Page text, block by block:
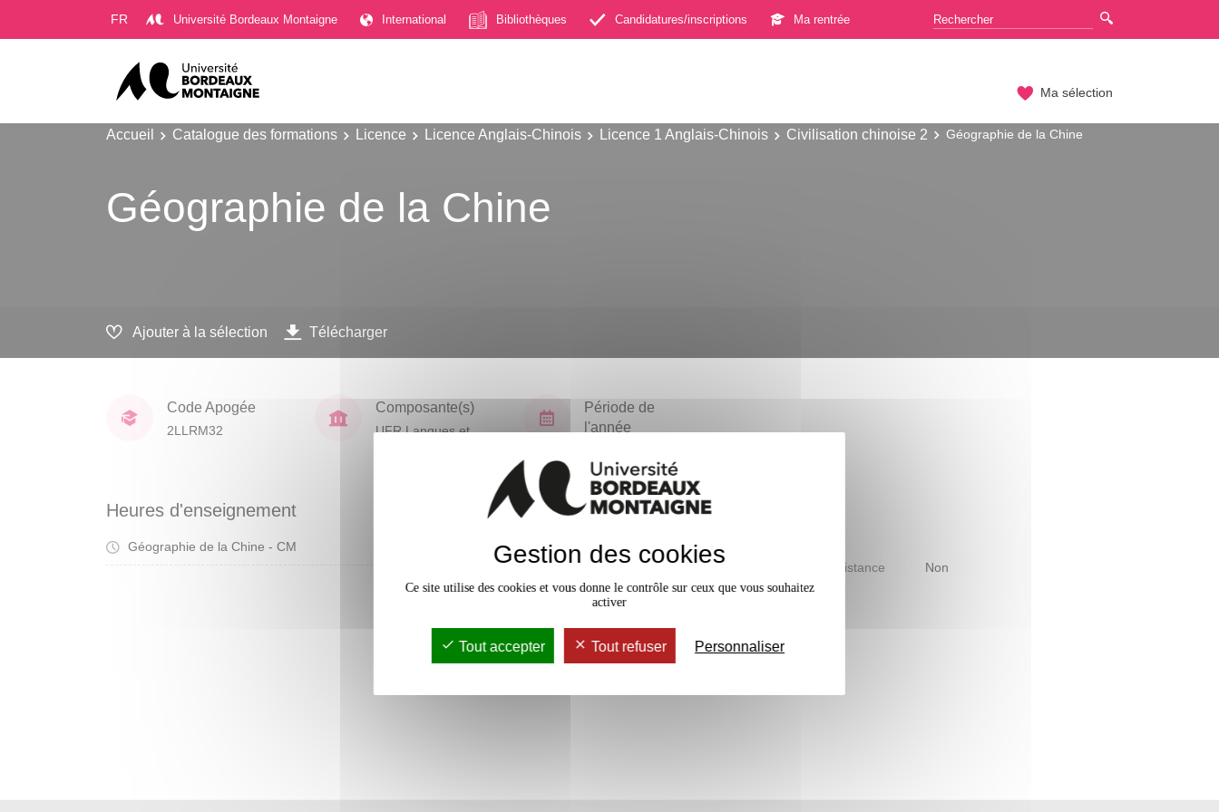
FR Université Bordeaux Montaigne International Bibliothèques Candidatures/inscriptions Ma rentrée
Ma sélection
Accueil Catalogue des formations Licence Licence Anglais-Chinois Licence 1 Anglais-Chinois Civilisation chinoise 2 Géographie de la Chine
Géographie de la Chine
Ajouter à la sélection Télécharger
Code Apogée
2LLRM32
Composante(s)
UFR Langues et
Période de
l'année
Heures d'enseignement
Géographie de la Chine - CM 24h
Accessible à distance Non
Gestion des cookies
Ce site utilise des cookies et vous donne le contrôle sur ceux que vous souhaitez
activer
Tout accepter Tout refuser Personnaliser